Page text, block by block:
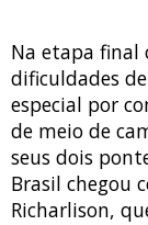
Na etapa final
dificuldades
especial por
de meio de
seus dois
Brasil chegou
Richarlison,